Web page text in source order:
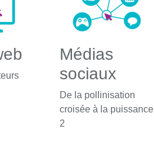
Médias
sociaux
De la pollinisation
croisée à la puissance
2